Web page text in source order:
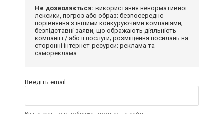
Не дозволяється: використання ненормативної
лексики, погроз або образ; безпосереднє
порівняння з іншими конкуруючими компаніями;
безпідставні заяви, що ображають діяльність
компанії і / або її послуги; розміщення посилань на
сторонні інтернет-ресурси; реклама та
самореклама.
Введіть email: